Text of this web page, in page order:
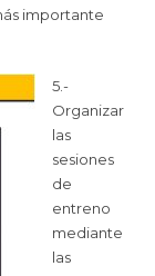
importante
5.-
Organizar
las
sesiones
de
entreno
mediante
las